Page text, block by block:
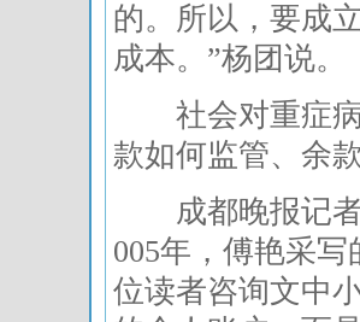
的。所以，要成
成本。”杨团说。
社会对重症病
款如何监管、余
成都晚报记者
005年，傅艳采
位读者咨询文中